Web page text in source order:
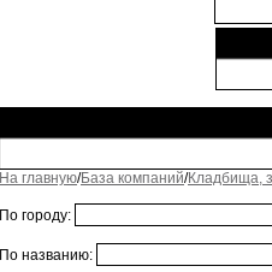
На главную/База компаний/Кладбища,
По городу:
По названию: